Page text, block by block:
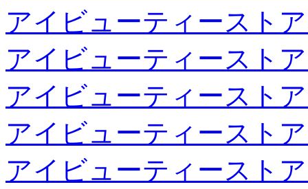
アイビューティースト
アイビューティースト
アイビューティースト
アイビューティースト
アイビューティースト